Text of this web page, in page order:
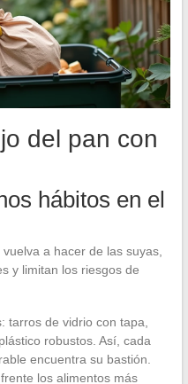
del pan con
hábitos en el
a hacer de las suyas,
y limitan los riesgos de
tarros de vidrio con tapa,
robustos. Así, cada
encuentra su bastión.
los alimentos más